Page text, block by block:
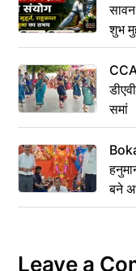
शुभ
समां
बने
Leave a